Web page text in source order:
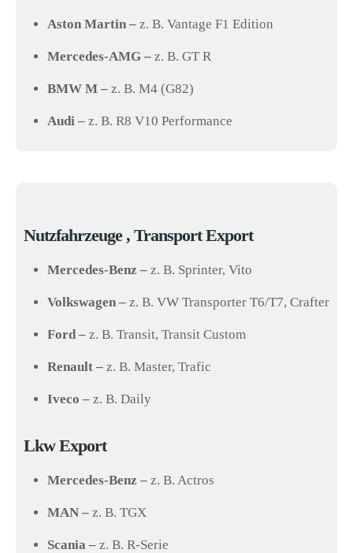
Aston Martin – z. B. Vantage F1 Edition
Mercedes-AMG – z. B. GT R
BMW M – z. B. M4 (G82)
Audi – z. B. R8 V10 Performance
Nutzfahrzeuge , Transport Export
Mercedes-Benz – z. B. Sprinter, Vito
Volkswagen – z. B. VW Transporter T6/T7, Crafter
Ford – z. B. Transit, Transit Custom
Renault – z. B. Master, Trafic
Iveco – z. B. Daily
Lkw Export
Mercedes-Benz – z. B. Actros
MAN – z. B. TGX
Scania – z. B. R-Serie